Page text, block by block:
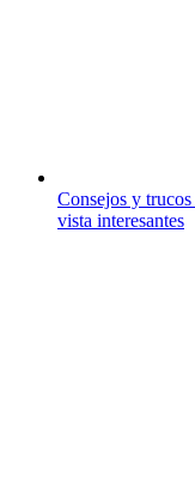
Consejos y trucos
vista interesantes